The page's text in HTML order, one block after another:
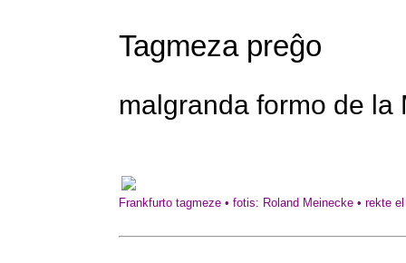
Tagmeza preĝo
malgranda formo de la
Frankfurto tagmeze • fotis: Roland Meinecke • rekte